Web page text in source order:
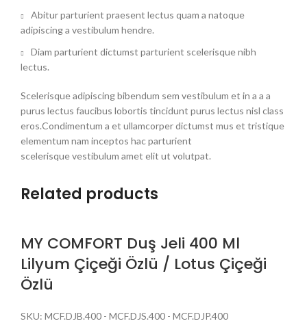
Abitur parturient praesent lectus quam a natoque
adipiscing a vestibulum hendre.
Diam parturient dictumst parturient scelerisque nibh
lectus.
Scelerisque adipiscing bibendum sem vestibulum et in a a a
purus lectus faucibus lobortis tincidunt purus lectus nisl class
eros.Condimentum a et ullamcorper dictumst mus et tristique
elementum nam inceptos hac parturient
scelerisque vestibulum amet elit ut volutpat.
Related products
MY COMFORT Duş Jeli 400 Ml
Lilyum Çiçeği Özlü / Lotus Çiçeği
Özlü
SKU: MCF.DJB.400 - MCF.DJS.400 - MCF.DJP.400